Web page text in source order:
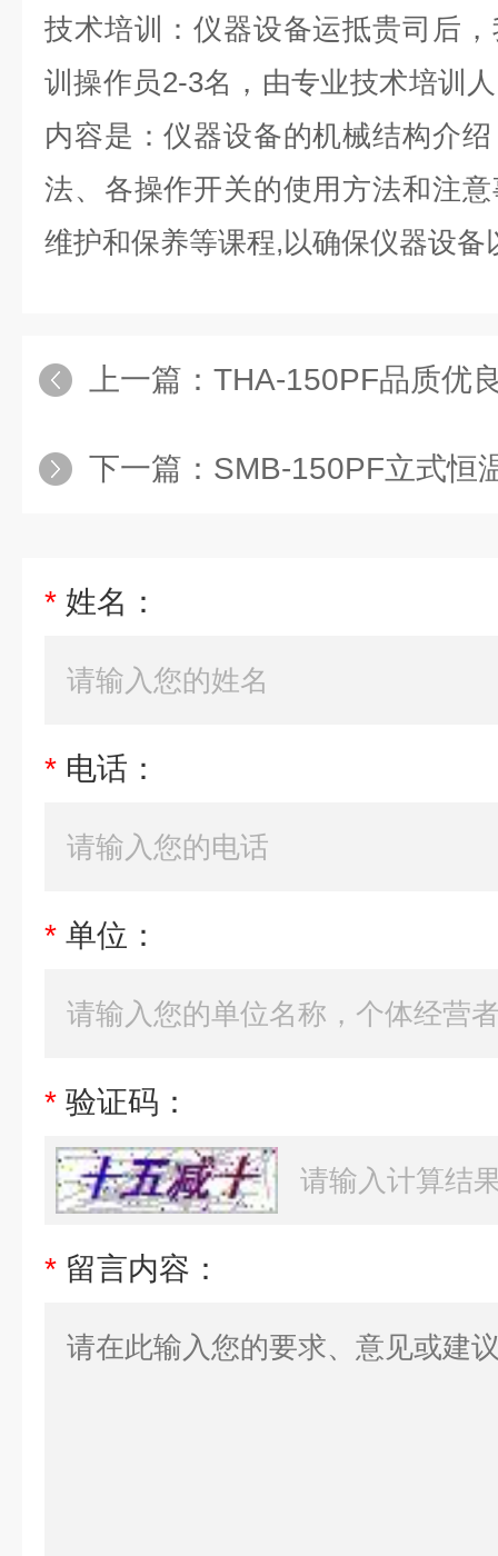
技术培训：仪器设备运抵贵司后
训操作员2-3名，由专业技术培训
内容是：仪器设备的机械结构介
法、各操作开关的使用方法和注
维护和保养等课程,以确保仪器设备
上一篇： THA-150PF品质优良 高低
下一篇： SMB-150PF立式恒
* 姓名：
* 电话：
* 单位：
* 验证码：
* 留言内容：